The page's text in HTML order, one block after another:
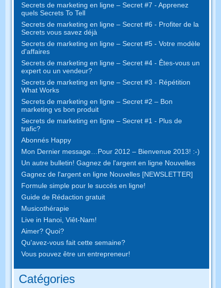
Secrets de marketing en ligne – Secret #7 - Apprenez
quels Secrets To Tell
Secrets de marketing en ligne – Secret #6 - Profiter de la
Secrets vous savez déjà
Secrets de marketing en ligne – Secret #5 - Votre modèle
d'affaires
Secrets de marketing en ligne – Secret #4 - Êtes-vous un
expert ou un vendeur?
Secrets de marketing en ligne – Secret #3 - Répétition
What Works
Secrets de marketing en ligne – Secret #2 – Bon
marketing vs bon produit
Secrets de marketing en ligne – Secret #1 - Plus de
trafic?
Abonnés Happy
Mon Dernier message…Pour 2012 – Bienvenue 2013! :-)
Un autre bulletin! Gagnez de l'argent en ligne Nouvelles
Gagnez de l'argent en ligne Nouvelles [NEWSLETTER]
Formule simple pour le succès en ligne!
Guide de Rédaction gratuit
Musicothérapie
Live in Hanoi, Viêt-Nam!
Aimer? Quoi?
Qu'avez-vous fait cette semaine?
Vous pouvez être un entrepreneur!
Catégories